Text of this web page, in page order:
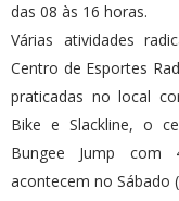
das 08 às 16 horas.
Várias atividades
Centro de Esportes
praticadas no local
Bike e Slackline, o
Bungee Jump com
acontecem no Sábado